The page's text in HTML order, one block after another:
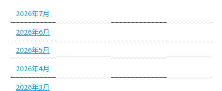
2026年7月
2026年6月
2026年5月
2026年4月
2026年3月